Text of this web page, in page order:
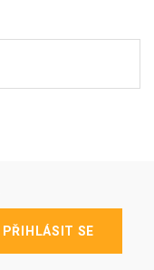
PŘIHLÁSIT SE